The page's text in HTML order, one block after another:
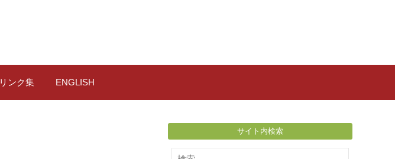
リンク集 ENGLISH
サイト内検索
検